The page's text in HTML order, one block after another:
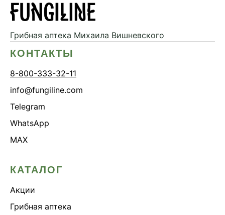
Грибная аптека Михаила Вишневского
КОНТАКТЫ
8-800-333-32-11
info@fungiline.com
Telegram
WhatsApp
MAX
КАТАЛОГ
Акции
Грибная аптека